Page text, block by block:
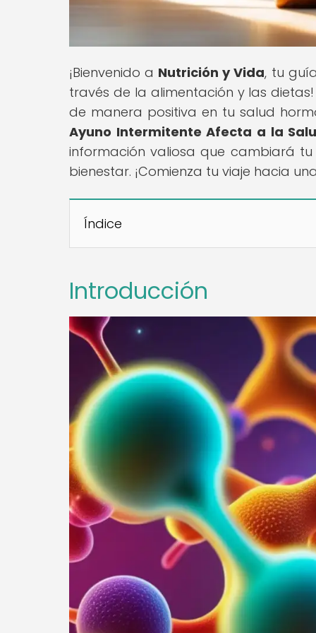
¡Bienvenido a Nutrición y Vida, tu
través de la alimentación y las
de manera positiva en tu salud
Ayuno Intermitente Afecta a la
información valiosa que cambiará
bienestar. ¡Comienza tu viaje hacia
Índice
Introducción